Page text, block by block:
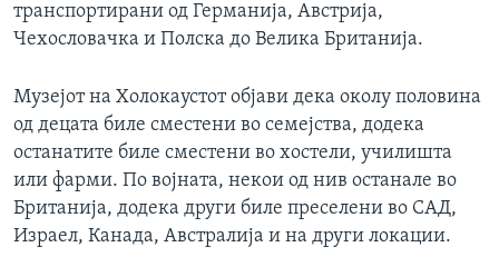
транспортирани од Германија, Австрија,
Чехословачка и Полска до Велика Британија.
Музејот на Холокаустот објави дека околу половина
од децата биле сместени во семејства, додека
останатите биле сместени во хостели, училишта
или фарми. По војната, некои од нив останале во
Британија, додека други биле преселени во САД,
Израел, Канада, Австралија и на други локации.